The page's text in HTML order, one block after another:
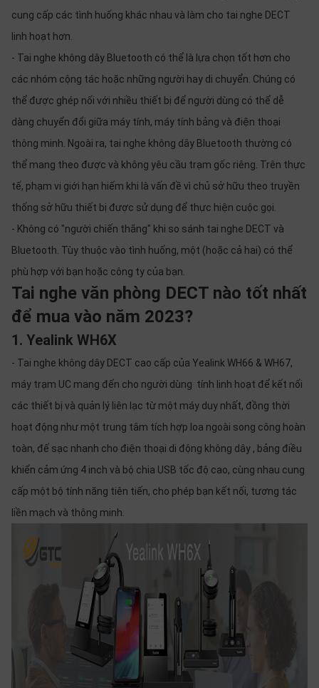
cung cấp các tình huống khác nhau và làm cho tai nghe DECT
linh hoạt hơn.
- Tai nghe không dây Bluetooth có thể là lựa chọn tốt hơn cho
các nhóm cộng tác hoặc những người hay di chuyển. Chúng có
thể được ghép nối với nhiều thiết bị để người dùng có thể dễ
dàng chuyển đổi giữa máy tính, máy tính bảng và điện thoại
thông minh. Ngoài ra, tai nghe không dây Bluetooth thường có
thể mang theo được và không yêu cầu trạm gốc riêng. Trên thực
tế, phạm vi giới hạn hiếm khi là vấn đề vì chủ sở hữu theo truyền
thống sở hữu thiết bị được sử dụng để thực hiện cuộc gọi.
- Không có "người chiến thắng" khi so sánh tai nghe DECT và
Bluetooth. Tùy thuộc vào tình huống, một (hoặc cả hai) có thể
phù hợp với bạn hoặc công ty của bạn.
Tai nghe văn phòng DECT nào tốt nhất
để mua vào năm 2023?
1. Yealink WH6X
- Tai nghe không dây DECT cao cấp của Yealink WH66 & WH67,
máy trạm UC mang đến cho người dùng tính linh hoạt để kết nối
các thiết bị và quản lý liên lạc từ một máy duy nhất, đồng thời
hoạt động như một trung tâm tích hợp loa ngoài song công hoàn
toàn, đế sạc nhanh cho điện thoại di động không dây , bảng điều
khiển cảm ứng 4 inch và bộ chia USB tốc độ cao, cùng nhau cung
cấp một bộ tính năng tiên tiến, cho phép bạn kết nối, tương tác
liền mạch và thông minh.